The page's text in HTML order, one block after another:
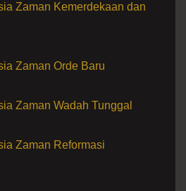
Zaman Kemerdekaan dan
Zaman Orde Baru
Zaman Wadah Tunggal
Zaman Reformasi